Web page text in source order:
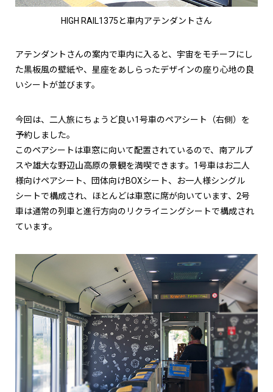
HIGH RAIL1375と車内アテンダントさん
アテンダントさんの案内で車内に入ると、宇宙をモチーフにし
た黒板風の壁紙や、星座をあしらったデザインの座り心地の良
いシートが並びます。
今回は、二人旅にちょうど良い1号車のペアシート（右側）を
予約しました。
このペアシートは車窓に向いて配置されているので、南アルプ
スや雄大な野辺山高原の景観を満喫できます。1号車はお二人
様向けペアシート、団体向けBOXシート、お一人様シングル
シートで構成され、ほとんどは車窓に席が向いています、2号
車は通常の列車と進行方向のリクライニングシートで構成され
ています。